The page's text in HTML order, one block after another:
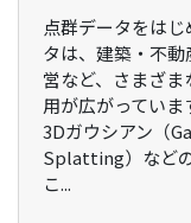
点群データをは
タは、建築・不
営など、さまざ
用が広がっていま
3Dガウシアン（
Splatting）などの
こ...